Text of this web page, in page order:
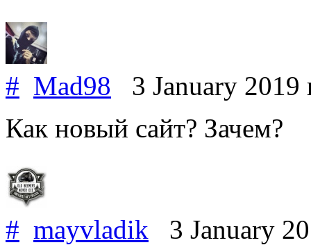
# Mad98 3 January 2019
Как новый сайт? Зачем?
# mayvladik 3 January